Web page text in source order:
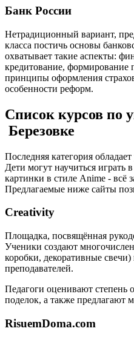
Банк России
Нетрадиционный вариант,
класса постичь основы
охватывает такие аспекты:
кредитование, формирование
принципы оформления
особенности реформ.
Список курсов по
Березовке
Последняя категория
Дети могут научиться играть
картинки в стиле Anime - всё
Предлагаемые ниже сайты
Creativity
Площадка, посвящённая
Ученики создают
коробки, декоративные
преподавателей.
Педагоги оценивают степень
поделок, а также предлагают
RisuemDoma.com